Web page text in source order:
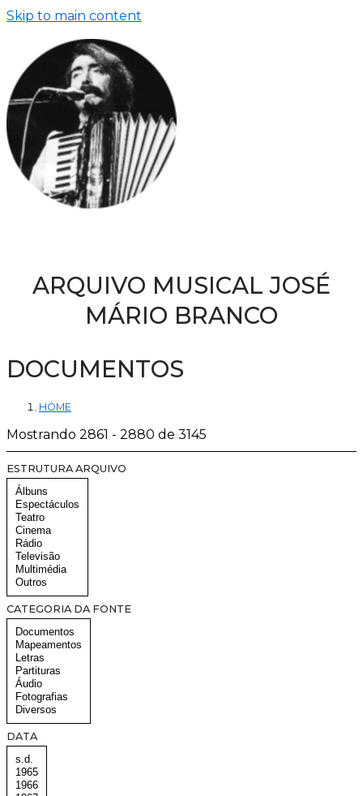
Skip to main content
ARQUIVO MUSICAL JOSÉ
MÁRIO BRANCO
DOCUMENTOS
HOME
Mostrando 2861 - 2880 de 3145
ESTRUTURA ARQUIVO
CATEGORIA DA FONTE
DATA